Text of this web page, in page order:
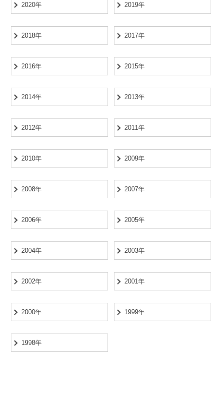
2020年 2019年
2018年 2017年
2016年 2015年
2014年 2013年
2012年 2011年
2010年 2009年
2008年 2007年
2006年 2005年
2004年 2003年
2002年 2001年
2000年 1999年
1998年